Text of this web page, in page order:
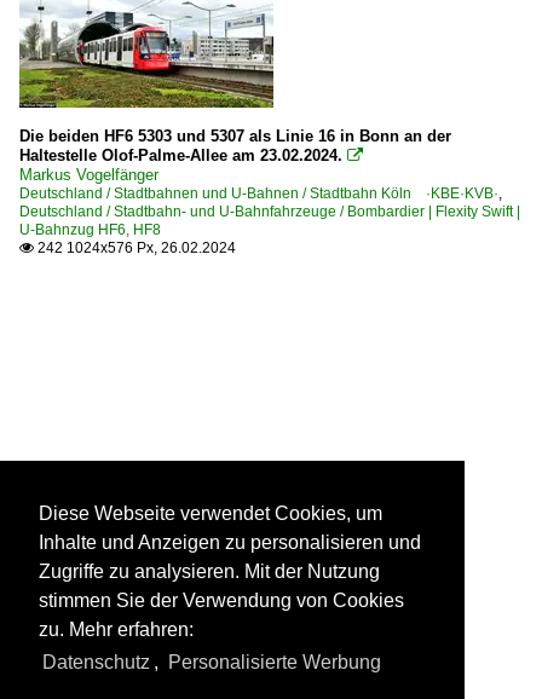
Die beiden HF6 5303 und 5307 als Linie 16 in Bonn an der
Haltestelle Olof-Palme-Allee am 23.02.2024. 
Markus Vogelfänger
Deutschland / Stadtbahnen und U-Bahnen / Stadtbahn Köln ·KBE·KVB·
Deutschland / Stadtbahn- und U-Bahnfahrzeuge / Bombardier | Flexity Swift |
U-Bahnzug HF6, HF8
 242 1024x576 Px, 26.02.2024
Diese Webseite verwendet Cookies, um
Inhalte und Anzeigen zu personalisieren und
Zugriffe zu analysieren. Mit der Nutzung
stimmen Sie der Verwendung von Cookies
zu. Mehr erfahren:
Datenschutz , Personalisierte Werbung